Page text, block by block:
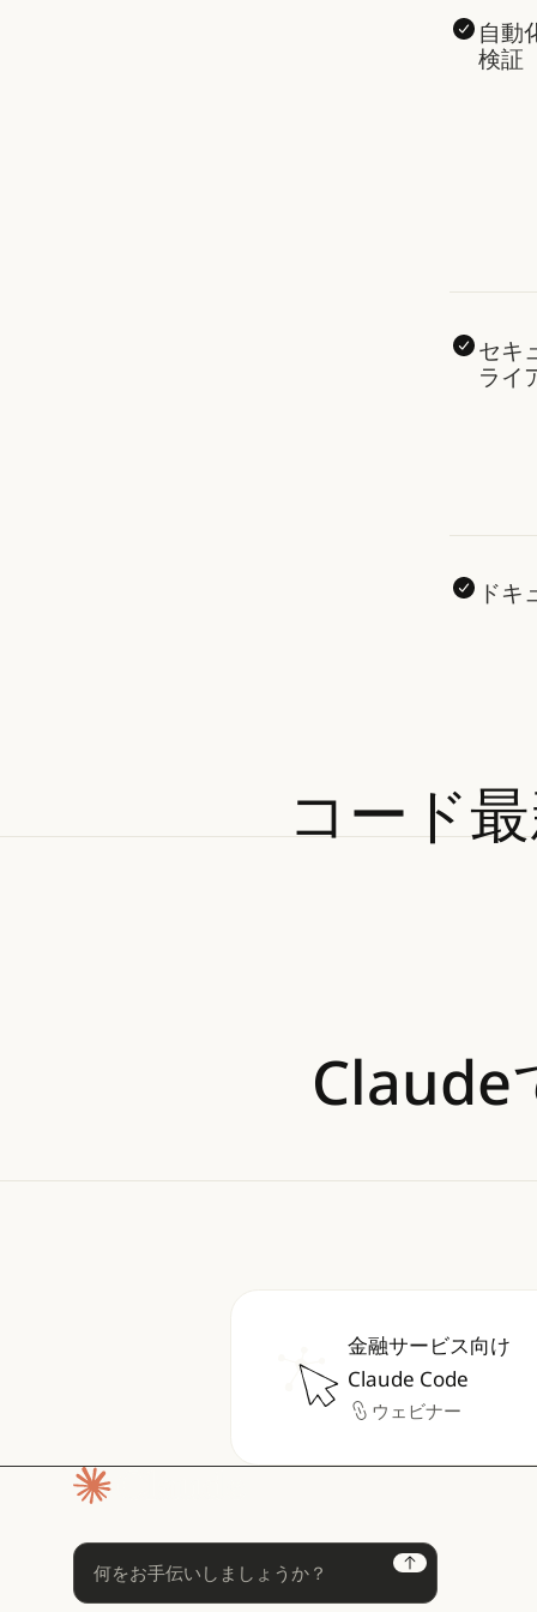
自動
検証
セキ
ライ
ドキ
コード
Claude
金融サービス向け
金融サービス向け
Claude Code
ウェビナー
ウェビナー
Next